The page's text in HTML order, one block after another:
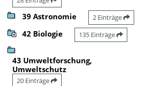
39 Astronomie 2 Einträge
42 Biologie 135 Einträge
43 Umweltforschung,
Umweltschutz
20 Einträge